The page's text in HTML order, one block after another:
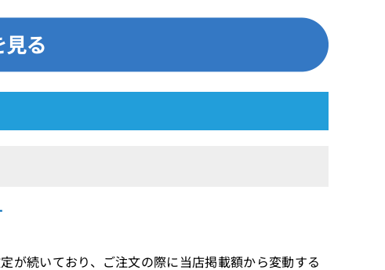
続いており、ご注文の際に当店掲載額から変動する